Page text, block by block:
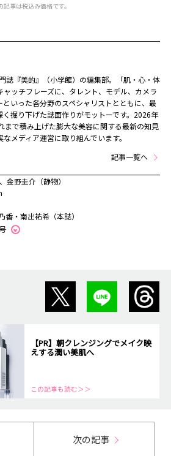
事は税込み価格です。
誌『美的』（小学館）の編集部。「肌・心・体
ッチフレーズに、タレント、モデル、カメラ
いった各分野のスペシャリストとともに、最
掘り下げた誌面作りがモットーです。2026年
まで積み上げた膨大な美容に関する最新の知見
メディア運営に取り組んでいます。
記事一覧へ
金野圭介（静物）
・南出祐希（本誌）
【PR】朝クレンジングでメイク映
えする潤い美肌へ
この記事も読む＞＞
次の記事